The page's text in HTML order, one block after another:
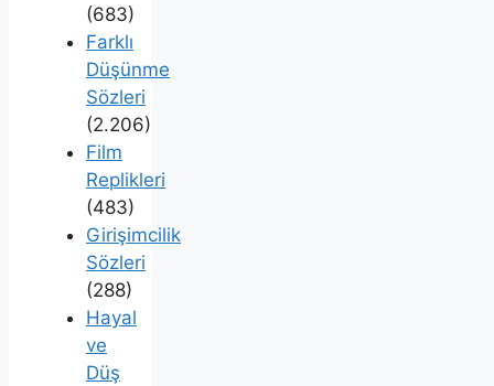
(683)
Farklı
Düşünme
Sözleri
(2.206)
Film
Replikleri
(483)
Girişimcilik
Sözleri
(288)
Hayal
ve
Düş